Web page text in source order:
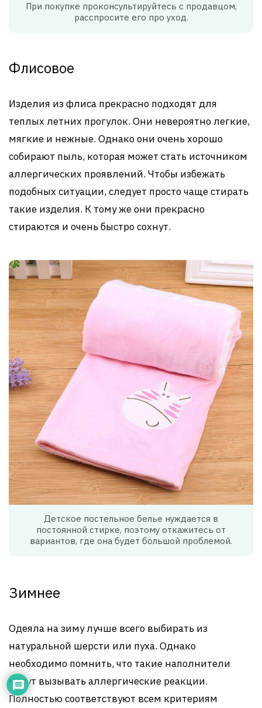
При покупке проконсультируйтесь с продавцом,
расспросите его про уход.
Флисовое
Изделия из флиса прекрасно подходят для
теплых летних прогулок. Они невероятно легкие,
мягкие и нежные. Однако они очень хорошо
собирают пыль, которая может стать источником
аллергических проявлений. Чтобы избежать
подобных ситуации, следует просто чаще стирать
такие изделия. К тому же они прекрасно
стираются и очень быстро сохнут.
Детское постельное белье нуждается в
постоянной стирке, поэтому откажитесь от
вариантов, где она будет большой проблемой.
Зимнее
Одеяла на зиму лучше всего выбирать из
натуральной шерсти или пуха. Однако
необходимо помнить, что такие наполнители
могут вызывать аллергические реакции.
Полностью соответствуют всем критериям